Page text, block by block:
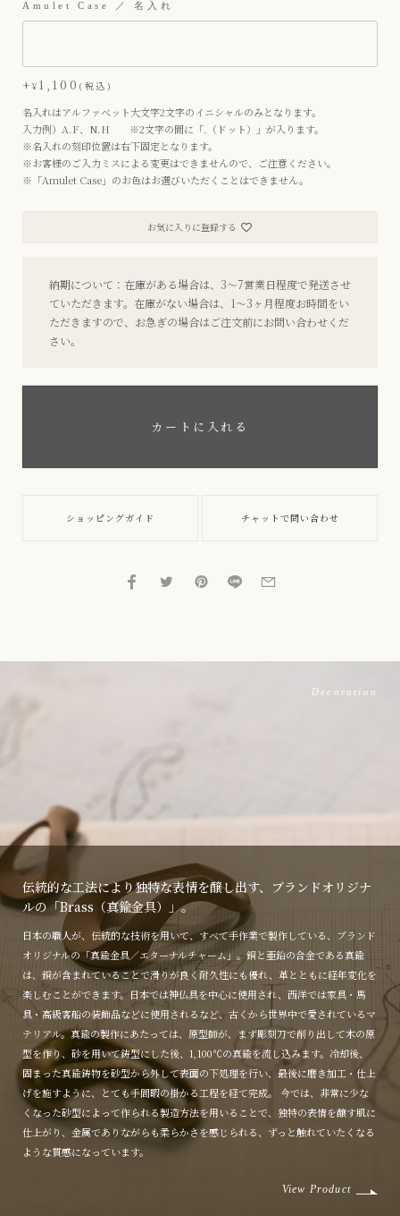
Amulet Case ／ 名入れ
+ ¥ 1,100 税込
名入れはアルファベット大文字2文字のイニシャルのみとなります。
入力例）A.F、N.H ※2文字の間に「.（ドット）」が入ります。
※名入れの刻印位置は右下固定となります。
※お客様のご入力ミスによる変更はできませんので、ご注意ください。
※「Amulet Case」のお色はお選びいただくことはできません。
納期について：在庫がある場合は、3〜7営業日程度で発送させ
ていただきます。在庫がない場合は、1〜3ヶ月程度お時間をい
ただきますので、お急ぎの場合はご注文前にお問い合わせくだ
さい。
お気に入りに登録する
カートに入れる
ショッピングガイド チャットで問い合わせ
Decoration
伝統的な工法により独特な表情を醸し出す、ブランドオリジナ
ルの「Brass（真鍮金具）」。
日本の職人が、伝統的な技術を用いて、すべて手作業で製作している、ブランド
オリジナルの「真鍮金具／エターナルチャーム」。銅と亜鉛の合金である真鍮
は、銅が含まれていることで滑りが良く耐久性にも優れ、革とともに経年変化を
楽しむことができます。日本では神仏具を中心に使用され、西洋では家具・馬
具・高級客船の装飾品などに使用されるなど、古くから世界中で愛されているマ
テリアル。真鍮の製作にあたっては、原型師が、まず彫刻刀で削り出して木の原
型を作り、砂を用いて鋳型にした後、1,100℃の真鍮を流し込みます。冷却後、
固まった真鍮鋳物を砂型から外して表面の下処理を行い、最後に磨き加工・仕上
げを施すように、とても手間暇の掛かる工程を経て完成。 今では、非常に少な
くなった砂型によって作られる製造方法を用いることで、独特の表情を醸す肌に
仕上がり、金属でありながらも柔らかさを感じられる、ずっと触れていたくなる
ような質感になっています。
View Product